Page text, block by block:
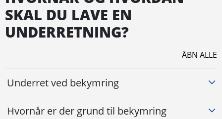
SKAL DU LAVE EN
UNDERRETNING?
ÅBN ALLE
Underret ved bekymring
Hvornår er der grund til bekymring